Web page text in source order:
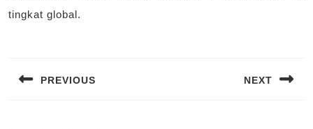
tingkat global.
PREVIOUS NEXT